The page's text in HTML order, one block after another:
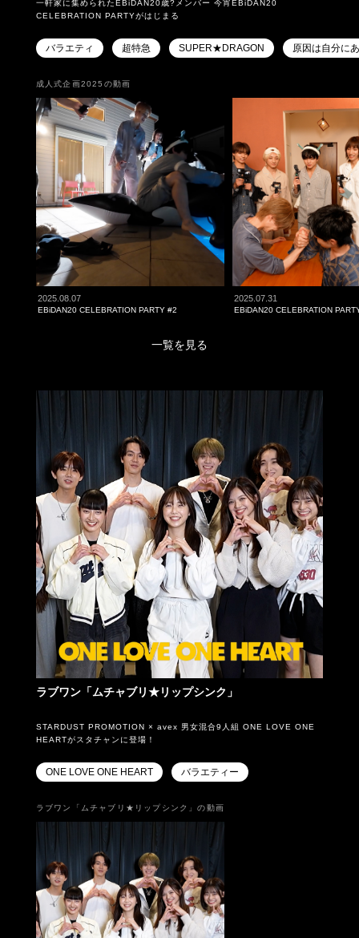
一軒家に集められたEBiDAN20歳?メンバー 今宵EBiDAN20
CELEBRATION PARTYがはじまる
バラエティ 超特急 SUPER★DRAGON 原因は自分に
成人式企画2025の動画
2025.08.07
EBiDAN20 CELEBRATION PARTY #2
2025.07.31
EBiDAN20 CELEBRATION
一覧を見る
ラブワン「ムチャブリ★リップシンク」
STARDUST PROMOTION × avex 男女混合9人組 ONE LOVE ONE
HEARTがスタチャンに登場！
ONE LOVE ONE HEART バラエティー
ラブワン「ムチャブリ★リップシンク」の動画